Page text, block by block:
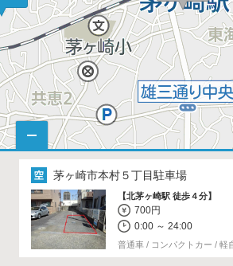
茅ヶ崎市本村５丁目駐車場
【北茅ヶ崎駅 徒歩４分】
700円
0:00 ～ 24:00
普通車 / コンパクトカー / 軽